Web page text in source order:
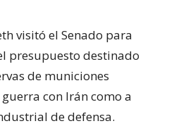
visitó el Senado para
presupuesto destinado
de municiones
con Irán como a
de defensa.